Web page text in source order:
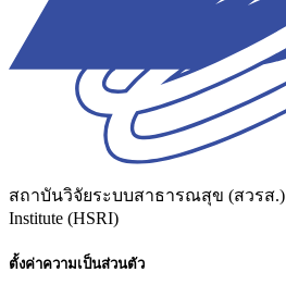
สถาบันวิจัยระบบสาธารณสุข (สวรส.)
Institute (HSRI)
ตั้งค่าความเป็นส่วนตัว